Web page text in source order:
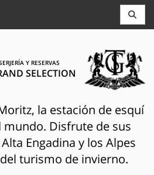
Y RESERVAS
SELECTION
la estación de esquí
mundo. Disfrute de sus
Engadina y los Alpes
turismo de invierno.